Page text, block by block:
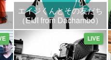
エイジくんとその友だち
（EIJI from Dachambo）
LIVE